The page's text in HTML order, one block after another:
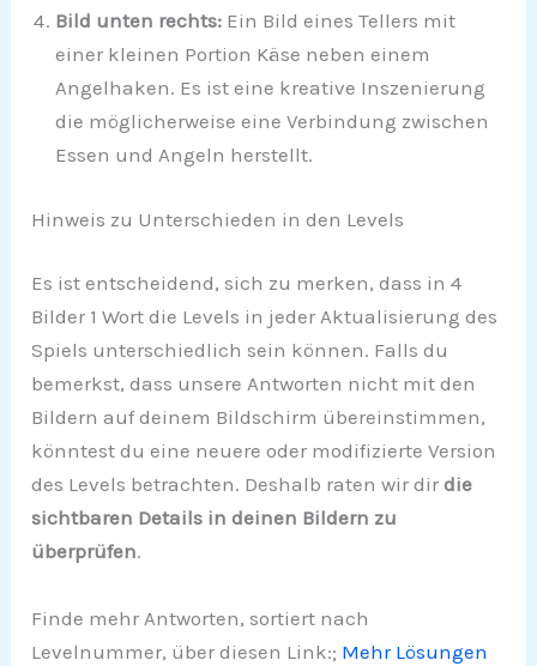
Bild unten rechts: Ein Bild eines Tellers mit
einer kleinen Portion Käse neben einem
Angelhaken. Es ist eine kreative Inszenierung
die möglicherweise eine Verbindung zwischen
Essen und Angeln herstellt.
Hinweis zu Unterschieden in den Levels
Es ist entscheidend, sich zu merken, dass in 4
Bilder 1 Wort die Levels in jeder Aktualisierung des
Spiels unterschiedlich sein können. Falls du
bemerkst, dass unsere Antworten nicht mit den
Bildern auf deinem Bildschirm übereinstimmen,
könntest du eine neuere oder modifizierte Version
des Levels betrachten. Deshalb raten wir dirdie
sichtbaren Details in deinen Bildern zu
überprüfen.
Finde mehr Antworten, sortiert nach
Levelnummer, über diesen Link:; Mehr Lösungen